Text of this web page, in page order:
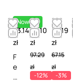
Nowość
53.14
zł
F
e
m
86.10
zł
97.29
zł
-12%
65.19
zł
67.15
zł
-3%